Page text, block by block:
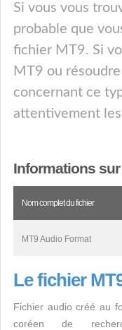
Si vous vous
probable que
fichier MT9. Si
MT9 ou
concernant ce
attentivement
Informations
Nom complet du fichier
MT9 Audio Format
Le fichier
Fichier audio créé au
coréen de